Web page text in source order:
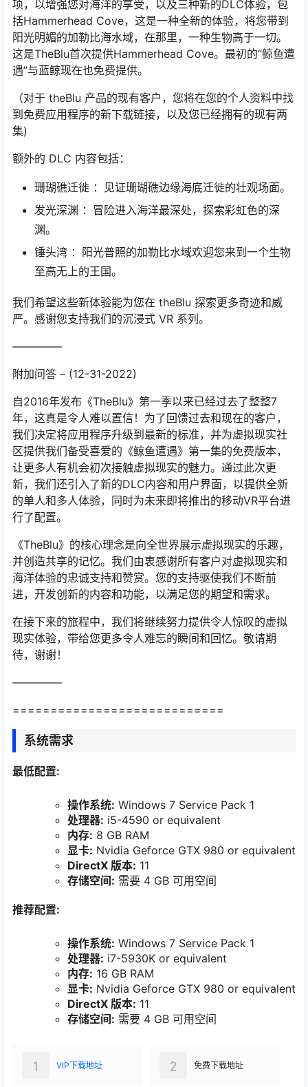
项，以增强您对海洋的享受，以及三种新的DLC体验，包
括Hammerhead Cove，这是一种全新的体验，将您带到
阳光明媚的加勒比海水域，在那里，一种生物高于一切。
这是TheBlu首次提供Hammerhead Cove。最初的“鲸鱼遭
遇”与蓝鲸现在也免费提供。
（对于 theBlu 产品的现有客户，您将在您的个人资料中找
到免费应用程序的新下载链接，以及您已经拥有的现有两
集)
额外的 DLC 内容包括：
珊瑚礁迁徙 ：见证珊瑚礁边缘海底迁徙的壮观场面。
发光深渊 ：冒险进入海洋最深处，探索彩虹色的深
渊。
锤头湾 ：阳光普照的加勒比水域欢迎您来到一个生物
至高无上的王国。
我们希望这些新体验能为您在 theBlu 探索更多奇迹和威
严。感谢您支持我们的沉浸式 VR 系列。
————–
附加问答 – (12-31-2022)
自2016年发布《TheBlu》第一季以来已经过去了整整7
年，这真是令人难以置信！为了回馈过去和现在的客户，
我们决定将应用程序升级到最新的标准，并为虚拟现实社
区提供我们备受喜爱的《鲸鱼遭遇》第一集的免费版本，
让更多人有机会初次接触虚拟现实的魅力。通过此次更
新，我们还引入了新的DLC内容和用户界面，以提供全新
的单人和多人体验，同时为未来即将推出的移动VR平台进
行了配置。
《TheBlu》的核心理念是向全世界展示虚拟现实的乐趣，
并创造共享的记忆。我们由衷感谢所有客户对虚拟现实和
海洋体验的忠诚支持和赞赏。您的支持驱使我们不断前
进，开发创新的内容和功能，以满足您的期望和需求。
在接下来的旅程中，我们将继续努力提供令人惊叹的虚拟
现实体验，带给您更多令人难忘的瞬间和回忆。敬请期
待，谢谢！
————–
============================
系统需求
最低配置:
操作系统: Windows 7 Service Pack 1
处理器: i5-4590 or equivalent
内存: 8 GB RAM
显卡: Nvidia Geforce GTX 980 or equivalent
DirectX 版本: 11
存储空间: 需要 4 GB 可用空间
推荐配置:
操作系统: Windows 7 Service Pack 1
处理器: i7-5930K or equivalent
内存: 16 GB RAM
显卡: Nvidia Geforce GTX 980 or equivalent
DirectX 版本: 11
存储空间: 需要 4 GB 可用空间
VIP下载地址
1 免费下载地址
2